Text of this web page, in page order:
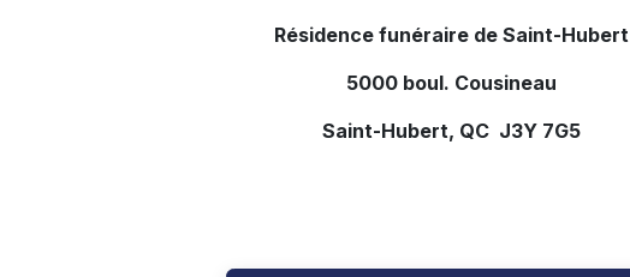
Résidence funéraire de Saint-Hubert
5000 boul. Cousineau
Saint-Hubert, QC J3Y 7G5